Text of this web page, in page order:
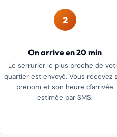
2
On arrive en 20 min
Le serrurier le plus proche de
quartier est envoyé. Vous recevez
prénom et son heure d'arrivée
estimée par SMS.